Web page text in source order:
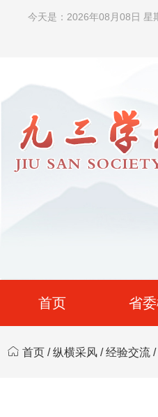
今天是：2026年08月08日 星
首页 省
首页 /纵横采风 /经验交流 /